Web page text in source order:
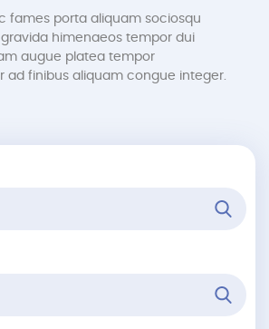
fames porta aliquam sociosqu
himenaeos tempor dui
augue platea tempor
ad finibus aliquam congue integer.